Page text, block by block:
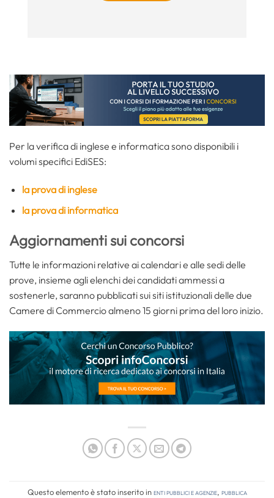
Per la verifica di inglese e informatica sono disponibili i
volumi specifici EdiSES:
la prova di inglese
la prova di informatica
Aggiornamenti sui concorsi
Tutte le informazioni relative ai calendari e alle sedi delle
prove, insieme agli elenchi dei candidati ammessi a
sostenerle, saranno pubblicati sui siti istituzionali delle due
Camere di Commercio almeno 15 giorni prima del loro inizio.
Questo elemento è stato inserito inEnti pubblici e agenzie, Pubblica